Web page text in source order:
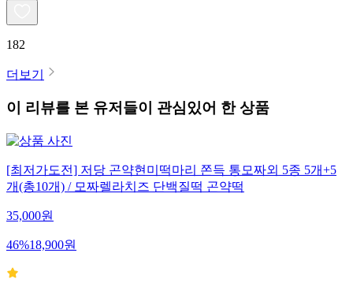
182
더보기
이 리뷰를 본 유저들이 관심있어 한 상품
[최저가도전] 저당 곤약현미떡마리 쫀득 통모짜외 5종 5개+5
개(총10개) / 모짜렐라치즈 단백질떡 곤약떡
35,000원
46%18,900원